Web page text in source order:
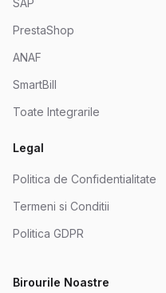
SAP
PrestaShop
ANAF
SmartBill
Toate Integrarile
Legal
Politica de Confidentialitate
Termeni si Conditii
Politica GDPR
Birourile Noastre